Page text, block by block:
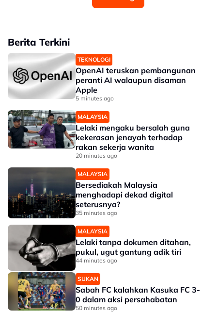
Berita Terkini
TEKNOLOGI
OpenAI teruskan pembangunan
peranti AI walaupun disaman
Apple
5 minutes ago
MALAYSIA
Lelaki mengaku bersalah guna
kekerasan jenayah terhadap
rakan sekerja wanita
20 minutes ago
MALAYSIA
Bersediakah Malaysia
menghadapi dekad digital
seterusnya?
35 minutes ago
MALAYSIA
Lelaki tanpa dokumen ditahan,
pukul, ugut gantung adik tiri
44 minutes ago
SUKAN
Sabah FC kalahkan Kasuka FC 3-
0 dalam aksi persahabatan
50 minutes ago